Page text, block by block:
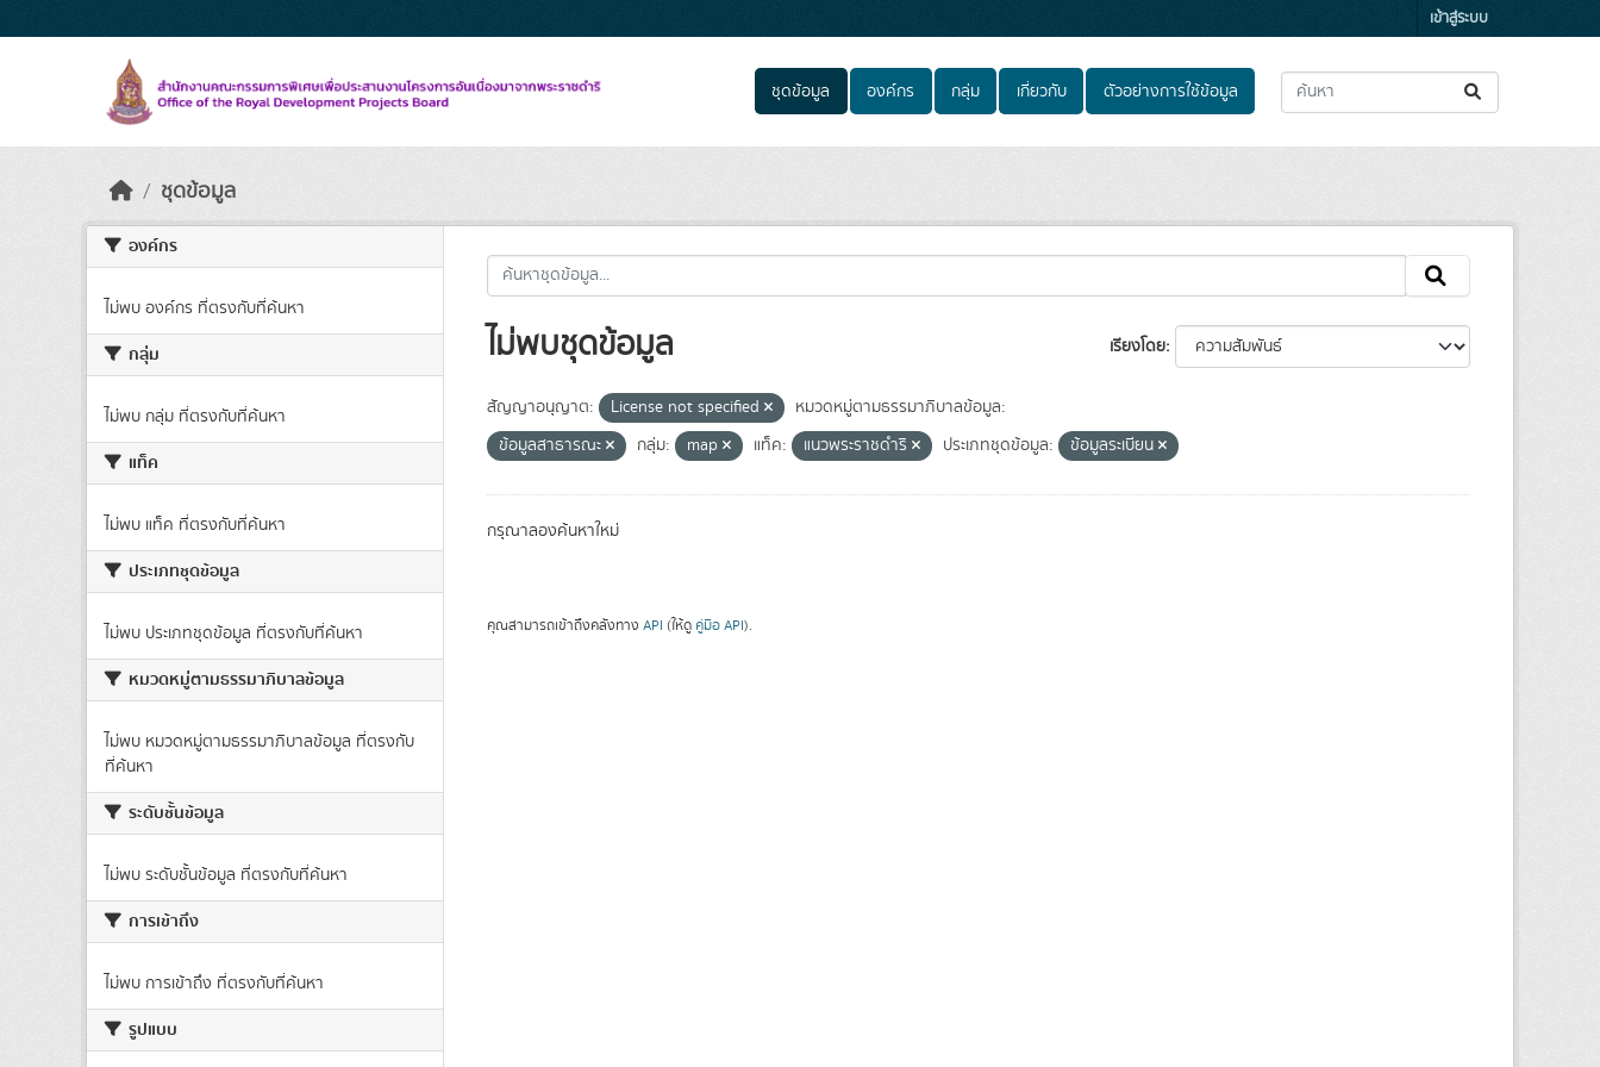
เข้าสู่ระบบ
ชุดข้อมูล องค์กร กลุ่ม เกี่ยวกับ ตัวอย่างการใช้ข้อมูล
ชุดข้อมูล
องค์กร
ไม่พบ องค์กร ที่ตรงกับที่ค้นหา
กลุ่ม
ไม่พบ กลุ่ม ที่ตรงกับที่ค้นหา
แท็ค
ไม่พบ แท็ค ที่ตรงกับที่ค้นหา
ประเภทชุดข้อมูล
ไม่พบ ประเภทชุดข้อมูล ที่ตรงกับที่ค้นหา
หมวดหมู่ตามธรรมาภิบาลข้อมูล
ไม่พบ หมวดหมู่ตามธรรมาภิบาลข้อมูล ที่ตรงกับ
ที่ค้นหา
ระดับชั้นข้อมูล
ไม่พบ ระดับชั้นข้อมูล ที่ตรงกับที่ค้นหา
การเข้าถึง
ไม่พบ การเข้าถึง ที่ตรงกับที่ค้นหา
รูปแบบ
เรียงโดย
ไม่พบชุดข้อมูล
สัญญาอนุญาต: License not specified
หมวดหมู่ตามธรรมาภิบาลข้อมูล:
ข้อมูลสาธารณะ
กลุ่ม: map แท็ค: แนวพระราชดำริ ประเภทชุดข้อมูล: ข้อมูลระเบียน
กรุณาลองค้นหาใหม่
คุณสามารถเข้าถึงคลังทาง API (ให้ดู คู่มือ API).